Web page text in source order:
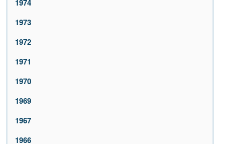
1974
1973
1972
1971
1970
1969
1967
1966